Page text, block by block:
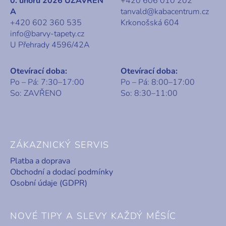
A
+420 602 360 535
info@barvy-tapety.cz
U Přehrady 4596/42A
tanvald@kabacentrum.cz
Krkonošská 604
Otevírací doba:
Po – Pá: 7:30–17:00
So: ZAVŘENO
Otevírací doba:
Po – Pá: 8:00–17:00
So: 8:30–11:00
ZÁKAZNICKÝ SERVIS
Platba a doprava
Obchodní a dodací podmínky
Osobní údaje (GDPR)
NOVÉ TIPY A SLEVY KAŽDÝ MĚSÍC